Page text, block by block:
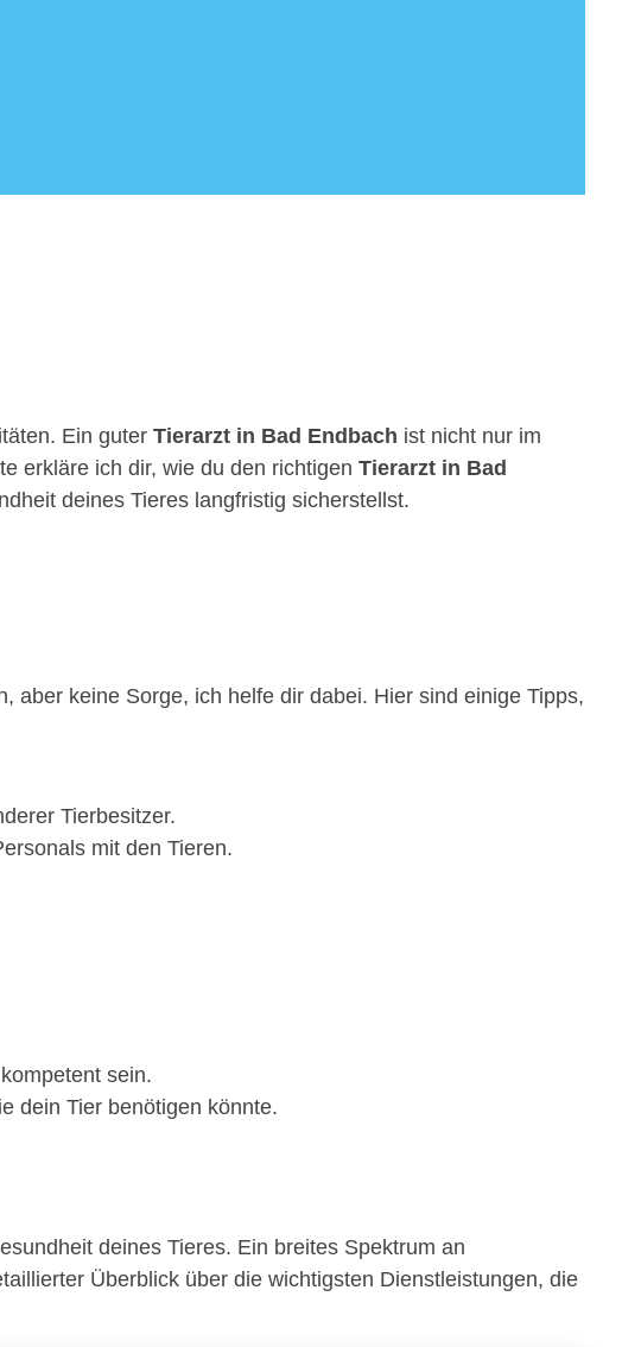
Ein guter Tierarzt in Bad Endbach ist nicht nur im
erkläre ich dir, wie du den richtigen Tierarzt in Bad
deines Tieres langfristig sicherstellst.
aber keine Sorge, ich helfe dir dabei. Hier sind einige Tipps,
Tierbesitzer.
mit den Tieren.
sein.
dein Tier benötigen könnte.
deines Tieres. Ein breites Spektrum an
Überblick über die wichtigsten Dienstleistungen, die